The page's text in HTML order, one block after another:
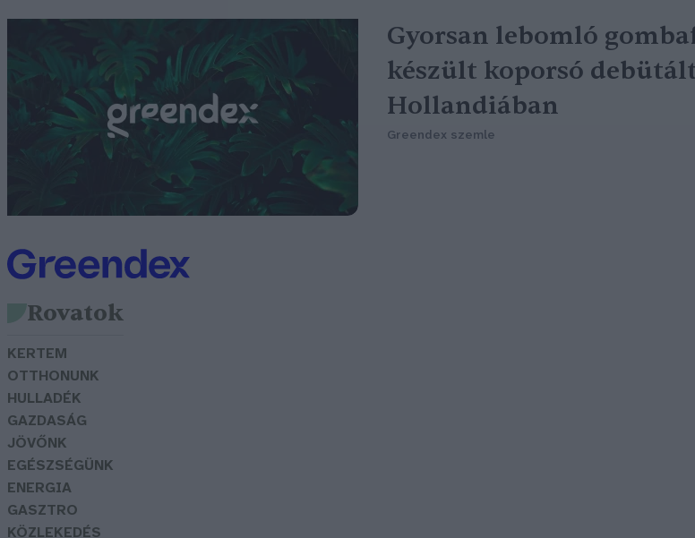
Gyorsan lebomló
készült koporsó
Hollandiában
Greendex szemle
Rovatok
KERTEM
OTTHONUNK
HULLADÉK
GAZDASÁG
JÖVŐNK
EGÉSZSÉGÜNK
ENERGIA
GASZTRO
KÖZLEKEDÉS